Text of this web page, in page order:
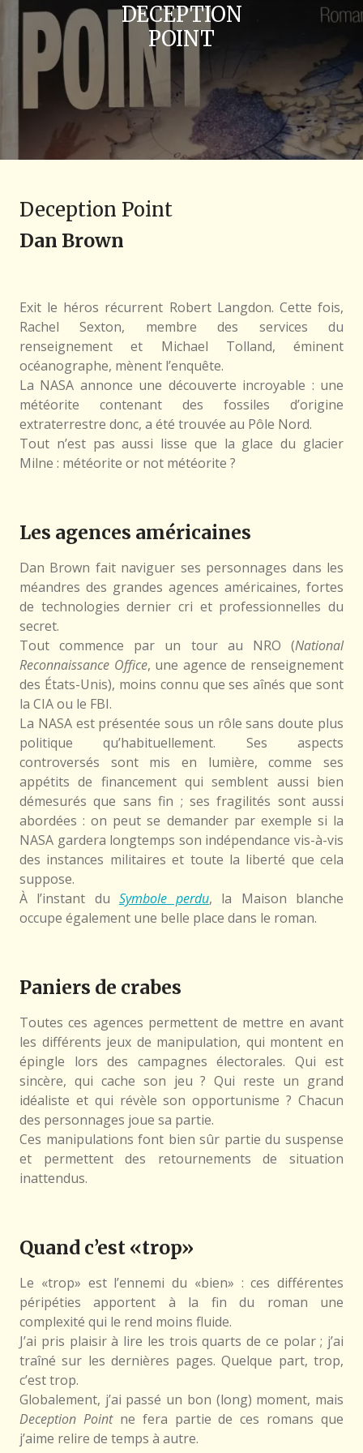
DECEPTION
POINT
Deception Point
Dan Brown
Exit le héros récurrent Robert Langdon. Cette fois,
Rachel Sexton, membre des services du
renseignement et Michael Tolland, éminent
océanographe, mènent l’enquête.
La NASA annonce une découverte incroyable : une
météorite contenant des fossiles d’origine
extraterrestre donc, a été trouvée au Pôle Nord.
Tout n’est pas aussi lisse que la glace du glacier
Milne : météorite or not météorite ?
Les agences américaines
Dan Brown fait naviguer ses personnages dans les
méandres des grandes agences américaines, fortes
de technologies dernier cri et professionnelles du
secret.
Tout commence par un tour au NRO (National
Reconnaissance Office, une agence de renseignement
des États-Unis), moins connu que ses aînés que sont
la CIA ou le FBI.
La NASA est présentée sous un rôle sans doute plus
politique qu’habituellement. Ses aspects
controversés sont mis en lumière, comme ses
appétits de financement qui semblent aussi bien
démesurés que sans fin ; ses fragilités sont aussi
abordées : on peut se demander par exemple si la
NASA gardera longtemps son indépendance vis-à-vis
des instances militaires et toute la liberté que cela
suppose.
À l’instant du Symbole perdu, la Maison blanche
occupe également une belle place dans le roman.
Paniers de crabes
Toutes ces agences permettent de mettre en avant
les différents jeux de manipulation, qui montent en
épingle lors des campagnes électorales. Qui est
sincère, qui cache son jeu ? Qui reste un grand
idéaliste et qui révèle son opportunisme ? Chacun
des personnages joue sa partie.
Ces manipulations font bien sûr partie du suspense
et permettent des retournements de situation
inattendus.
Quand c’est «trop»
Le «trop» est l’ennemi du «bien» : ces différentes
péripéties apportent à la fin du roman une
complexité qui le rend moins fluide.
J’ai pris plaisir à lire les trois quarts de ce polar ; j’ai
traîné sur les dernières pages. Quelque part, trop,
c’est trop.
Globalement, j’ai passé un bon (long) moment, mais
Deception Pointne fera partie de ces romans que
j’aime relire de temps à autre.